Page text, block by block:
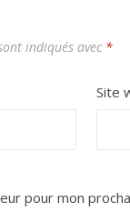
indiqués avec *
Site
pour mon